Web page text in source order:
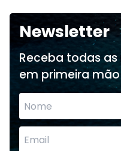
Newsletter
Receba todas
em primeira mão